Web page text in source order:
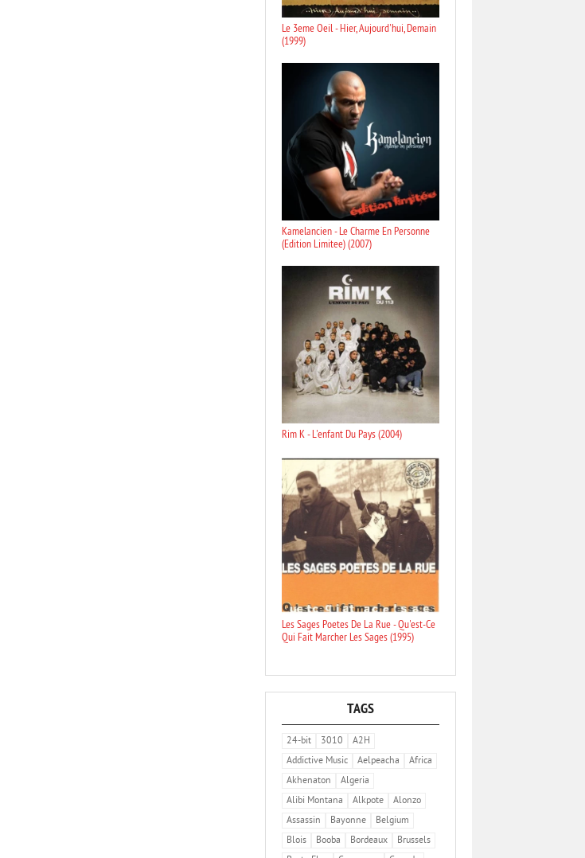
Le 3eme Oeil - Hier, Aujourd'hui, Demain
(1999)
Kamelancien - Le Charme En Personne
(Edition Limitee) (2007)
Rim K - L'enfant Du Pays (2004)
Les Sages Poetes De La Rue - Qu'est-Ce
Qui Fait Marcher Les Sages (1995)
TAGS
24-bit 3010
A2H
Addictive Music
Aelpeacha
Africa
Akhenaton
Algeria
Alibi Montana
Alkpote
Alonzo
Assassin
Bayonne
Belgium
Blois
Booba Bordeaux
Brussels